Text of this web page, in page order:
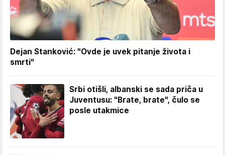
Dejan Stanković: "Ovde je uvek pitanje života i
smrti"
Srbi otišli, albanski se sada priča u
Juventusu: "Brate, brate", čulo se
posle utakmice